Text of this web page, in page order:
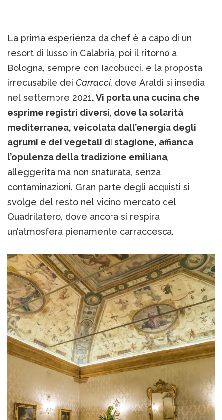
La prima esperienza da chef è a capo di un
resort di lusso in Calabria, poi il ritorno a
Bologna, sempre con Iacobucci, e la proposta
irrecusabile dei Carracci, dove Araldi si insedia
nel settembre 2021. Vi porta una cucina che
esprime registri diversi, dove la solarità
mediterranea, veicolata dall’energia degli
agrumi e dei vegetali di stagione, affianca
l’opulenza della tradizione emiliana,
alleggerita ma non snaturata, senza
contaminazioni. Gran parte degli acquisti si
svolge del resto nel vicino mercato del
Quadrilatero, dove ancora si respira
un’atmosfera pienamente carraccesca.